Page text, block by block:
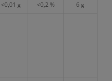
<0,01 g <0,2 % 6 g